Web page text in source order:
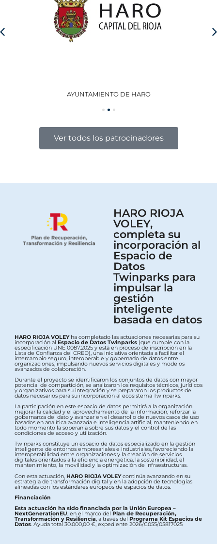
GOBIERNO DE LA RIOJA
Ver todos los patrocinadores
HARO RIOJA
VOLEY,
completa su
incorporación al
Espacio de
Datos
Twinparks para
impulsar la
gestión
inteligente
basada en datos
HARO RIOJA VOLEYha completado las actuaciones necesarias para su
incorporación al Espacio de Datos Twinparks (que cumple con la
especificación UNE 0087:2025 y está en proceso de inscripción en la
Lista de Confianza del CRED), una iniciativa orientada a facilitar el
intercambio seguro, interoperable y gobernado de datos entre
organizaciones, impulsando nuevos servicios digitales y modelos
avanzados de colaboración.
Durante el proyecto se identificaron los conjuntos de datos con mayor
potencial de compartición, se analizaron los requisitos técnicos, jurídicos
y organizativos para su integración y se prepararon los productos de
datos necesarios para su incorporación al ecosistema Twinparks.
La participación en este espacio de datos permitirá a la organización
mejorar la calidad y el aprovechamiento de la información, reforzar la
gobernanza del dato y avanzar en el desarrollo de nuevos casos de uso
basados en analítica avanzada e inteligencia artificial, manteniendo en
todo momento la soberanía sobre sus datos y el control de las
condiciones de acceso y utilización.
Twinparks constituye un espacio de datos especializado en la gestión
inteligente de entornos empresariales e industriales, favoreciendo la
interoperabilidad entre organizaciones y la creación de servicios
digitales orientados a la eficiencia energética, la sostenibilidad, el
mantenimiento, la movilidad y la optimización de infraestructuras.
Con esta actuación, HARO RIOJA VOLEYcontinúa avanzando en su
estrategia de transformación digital y en la adopción de tecnologías
alineadas con los estándares europeos de espacios de datos.
Financiación
Esta actuación ha sido financiada por la Unión Europea –
NextGenerationEU, en el marco del Plan de Recuperación,
Transformación y Resiliencia, a través del Programa Kit Espacios de
Datos. Ayuda total 30.000,00 €, expediente 2026/C055/05817025